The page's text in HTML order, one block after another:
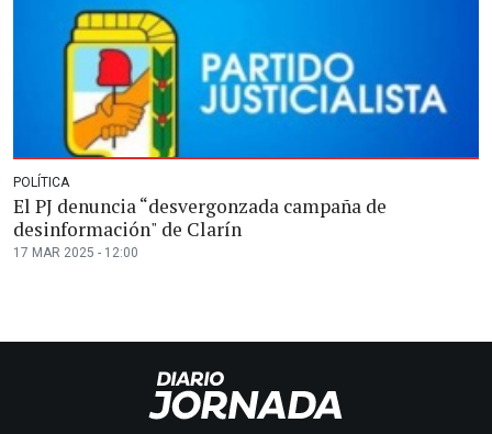
POLÍTICA
El PJ denuncia “desvergonzada campaña de
desinformación" de Clarín
17 MAR 2025 - 12:00